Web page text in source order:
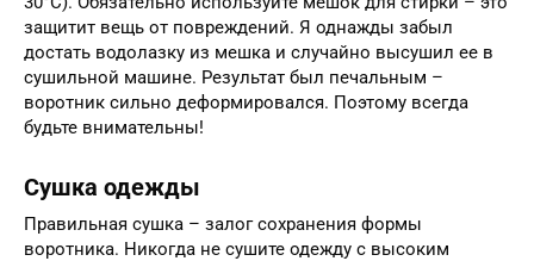
защитит вещь от повреждений. Я однажды забыл
достать водолазку из мешка и случайно высушил ее в
сушильной машине. Результат был печальным –
воротник сильно деформировался. Поэтому всегда
будьте внимательны!
Сушка одежды
Правильная сушка – залог сохранения формы
воротника. Никогда не сушите одежду с высоким